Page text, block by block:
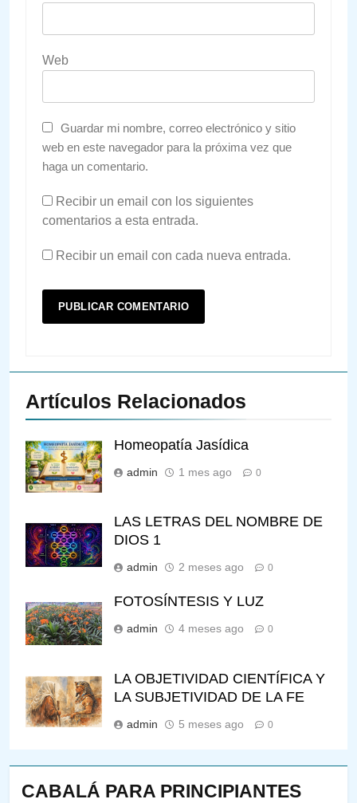
CABALÁ PARA PRINCIPIANTES
Web
Guardar mi nombre, correo electrónico y sitio
web en este navegador para la próxima vez que
haga un comentario.
Recibir un email con los siguientes
comentarios a esta entrada.
Recibir un email con cada nueva entrada.
Artículos Relacionados
Homeopatía Jasídica
admin 1 mes ago 0
LAS LETRAS DEL NOMBRE DE
DIOS 1
admin 2 meses ago 0
FOTOSÍNTESIS Y LUZ
admin 4 meses ago 0
LA OBJETIVIDAD CIENTÍFICA Y
LA SUBJETIVIDAD DE LA FE
admin 5 meses ago 0